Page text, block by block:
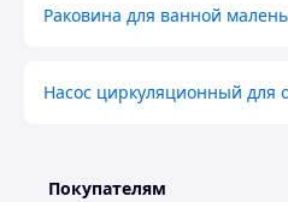
Раковина для ванной
Насос циркуляционный для
Покупателям